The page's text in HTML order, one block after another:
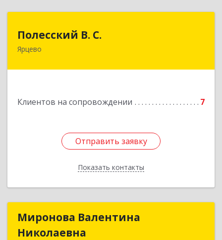
Полесский В. С.
Ярцево
Клиентов на сопровождении 7
Отправить заявку
Показать контакты
Отправить заявку
Назад
Миронова Валентина
Николаевна
Миронова Валентина